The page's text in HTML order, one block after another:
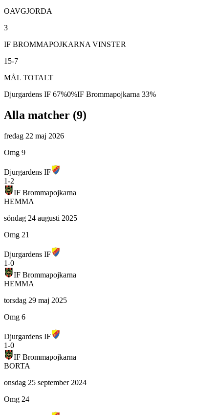
OAVGJORDA
3
IF BROMMAPOJKARNA VINSTER
15-7
MÅL TOTALT
Djurgardens IF 67%0%IF Brommapojkarna 33%
Alla matcher (9)
fredag 22 maj 2026
Omg 9
Djurgardens IF
1-2
IF Brommapojkarna
HEMMA
söndag 24 augusti 2025
Omg 21
Djurgardens IF
1-0
IF Brommapojkarna
HEMMA
torsdag 29 maj 2025
Omg 6
Djurgardens IF
1-0
IF Brommapojkarna
BORTA
onsdag 25 september 2024
Omg 24